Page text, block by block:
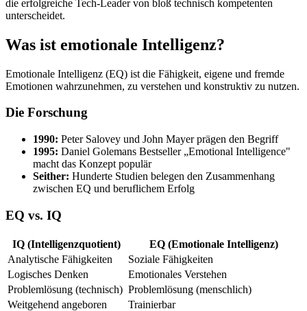
die erfolgreiche Tech-Leader von bloß technisch kompetenten
unterscheidet.
Was ist emotionale Intelligenz?
Emotionale Intelligenz (EQ) ist die Fähigkeit, eigene und fremde
Emotionen wahrzunehmen, zu verstehen und konstruktiv zu nutzen.
Die Forschung
1990: Peter Salovey und John Mayer prägen den Begriff
1995: Daniel Golemans Bestseller „Emotional Intelligence"
macht das Konzept populär
Seither: Hunderte Studien belegen den Zusammenhang
zwischen EQ und beruflichem Erfolg
EQ vs. IQ
IQ (Intelligenzquotient)
EQ (Emotionale Intelligenz)
Analytische Fähigkeiten
Soziale Fähigkeiten
Logisches Denken
Emotionales Verstehen
Problemlösung (technisch) Problemlösung (menschlich)
Weitgehend angeboren
Trainierbar